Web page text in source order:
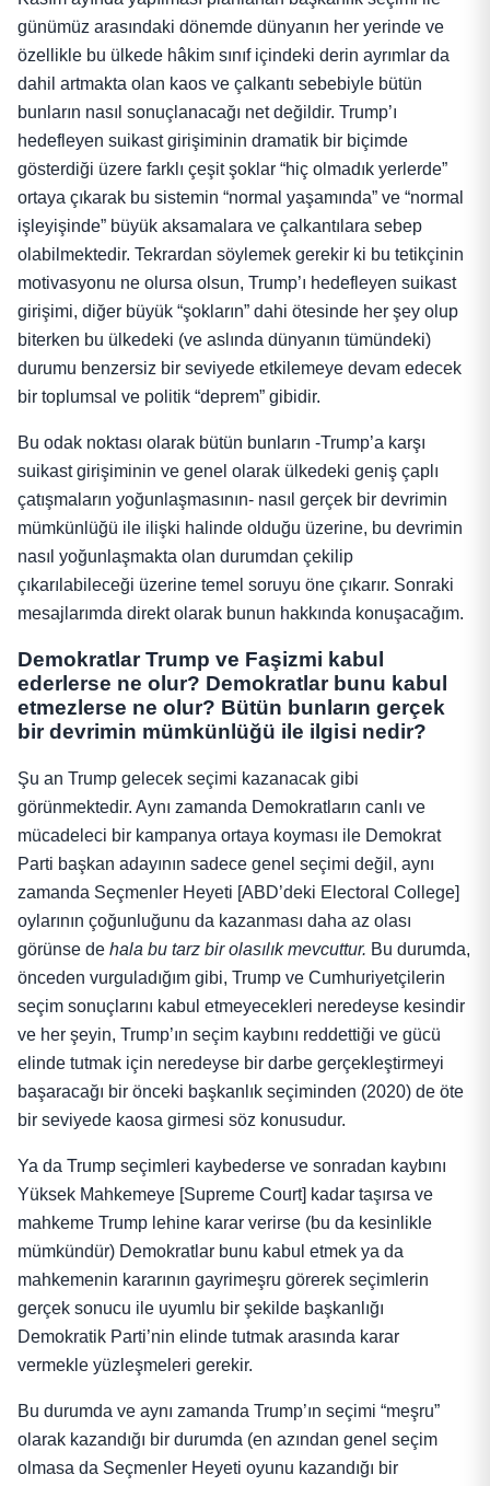
günümüz arasındaki dönemde dünyanın her yerinde ve
özellikle bu ülkede hâkim sınıf içindeki derin ayrımlar da
dahil artmakta olan kaos ve çalkantı sebebiyle bütün
bunların nasıl sonuçlanacağı net değildir. Trump’ı
hedefleyen suikast girişiminin dramatik bir biçimde
gösterdiği üzere farklı çeşit şoklar “hiç olmadık yerlerde”
ortaya çıkarak bu sistemin “normal yaşamında” ve “normal
işleyişinde” büyük aksamalara ve çalkantılara sebep
olabilmektedir. Tekrardan söylemek gerekir ki bu tetikçinin
motivasyonu ne olursa olsun, Trump’ı hedefleyen suikast
girişimi, diğer büyük “şokların” dahi ötesinde her şey olup
biterken bu ülkedeki (ve aslında dünyanın tümündeki)
durumu benzersiz bir seviyede etkilemeye devam edecek
bir toplumsal ve politik “deprem” gibidir.
Bu odak noktası olarak bütün bunların -Trump’a karşı
suikast girişiminin ve genel olarak ülkedeki geniş çaplı
çatışmaların yoğunlaşmasının- nasıl gerçek bir devrimin
mümkünlüğü ile ilişki halinde olduğu üzerine, bu devrimin
nasıl yoğunlaşmakta olan durumdan çekilip
çıkarılabileceği üzerine temel soruyu öne çıkarır. Sonraki
mesajlarımda direkt olarak bunun hakkında konuşacağım.
Demokratlar Trump ve Faşizmi kabul
ederlerse ne olur? Demokratlar bunu kabul
etmezlerse ne olur? Bütün bunların gerçek
bir devrimin mümkünlüğü ile ilgisi nedir?
Şu an Trump gelecek seçimi kazanacak gibi
görünmektedir. Aynı zamanda Demokratların canlı ve
mücadeleci bir kampanya ortaya koyması ile Demokrat
Parti başkan adayının sadece genel seçimi değil, aynı
zamanda Seçmenler Heyeti [ABD’deki Electoral College]
oylarının çoğunluğunu da kazanması daha az olası
görünse de hala bu tarz bir olasılık mevcuttur. Bu durumda,
önceden vurguladığım gibi, Trump ve Cumhuriyetçilerin
seçim sonuçlarını kabul etmeyecekleri neredeyse kesindir
ve her şeyin, Trump’ın seçim kaybını reddettiği ve gücü
elinde tutmak için neredeyse bir darbe gerçekleştirmeyi
başaracağı bir önceki başkanlık seçiminden (2020) de öte
bir seviyede kaosa girmesi söz konusudur.
Ya da Trump seçimleri kaybederse ve sonradan kaybını
Yüksek Mahkemeye [Supreme Court] kadar taşırsa ve
mahkeme Trump lehine karar verirse (bu da kesinlikle
mümkündür) Demokratlar bunu kabul etmek ya da
mahkemenin kararının gayrimeşru görerek seçimlerin
gerçek sonucu ile uyumlu bir şekilde başkanlığı
Demokratik Parti’nin elinde tutmak arasında karar
vermekle yüzleşmeleri gerekir.
Bu durumda ve aynı zamanda Trump’ın seçimi “meşru”
olarak kazandığı bir durumda (en azından genel seçim
olmasa da Seçmenler Heyeti oyunu kazandığı bir